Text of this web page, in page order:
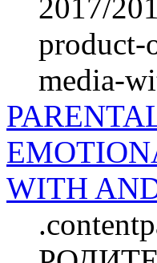
2017/
product-
media-
WITH